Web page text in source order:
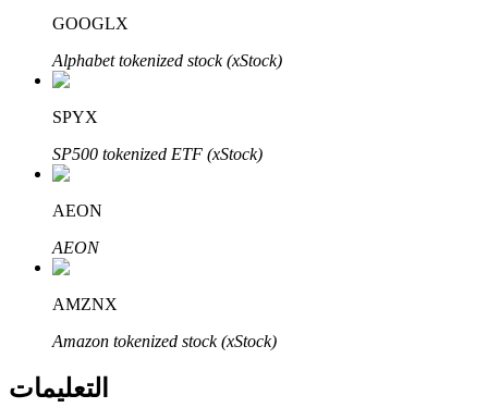
Bitrue
AI
شركاء بيترو
GOOGLX
Alphabet tokenized stock (xStock)
SPYX
SP500 tokenized ETF (xStock)
AEON
AEON
AMZNX
Amazon tokenized stock (xStock)
التعليمات